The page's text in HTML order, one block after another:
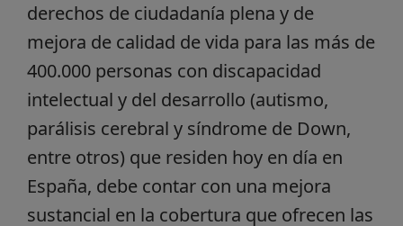
derechos de ciudadanía plena y de
mejora de calidad de vida para las más de
400.000 personas con discapacidad
intelectual y del desarrollo (autismo,
parálisis cerebral y síndrome de Down,
entre otros) que residen hoy en día en
España, debe contar con una mejora
sustancial en la cobertura que ofrecen las